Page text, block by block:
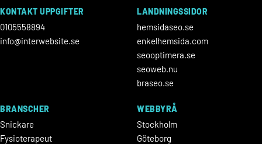
KONTAKT UPPGIFTER
0105558894
info@interwebsite.se
LANDNINGSSIDOR
hemsidaseo.se
enkelhemsida.com
seooptimera.se
seoweb.nu
braseo.se
BRANSCHER
Snickare
Fysioterapeut
WEBBYRÅ
Stockholm
Göteborg